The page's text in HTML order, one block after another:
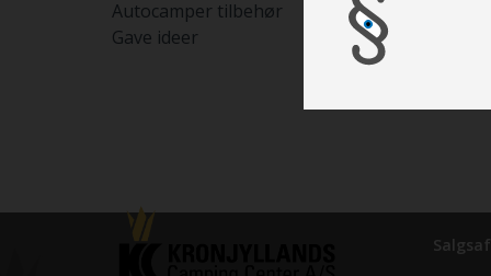
Autocamper tilbehør
Gave ideer